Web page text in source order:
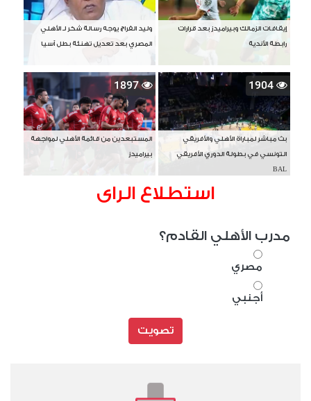
إيقافات الزمالك وبيراميدز بعد قرارات
رابطة الأندية
وليد الفراج يوجه رسالة شكر لـ الأهلي
المصري بعد تعديل تهنئة بطل آسيا
1904
بث مباشر لمباراة الأهلي والأفريقي
التونسي في بطولة الدوري الأفريقي
BAL
1897
المستبعدين من قائمة الأهلي لمواجهة
بيراميدز
استطلاع الراى
مدرب الأهلي القادم؟
مصري
أجنبي
تصويت